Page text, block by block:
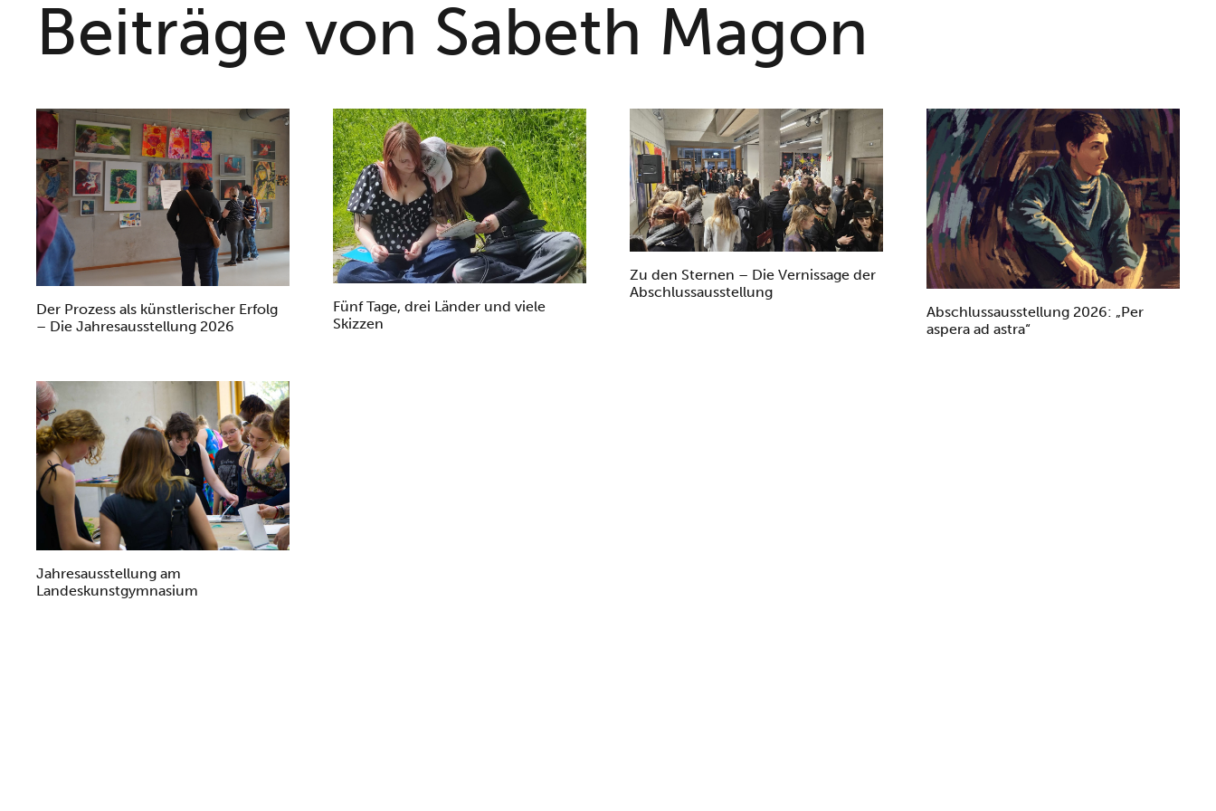
Beiträge von Sabeth Magon
Der Prozess als künstlerischer Erfolg
– Die Jahresausstellung 2026
Fünf Tage, drei Länder und viele
Skizzen
Zu den Sternen – Die Vernissage der
Abschlussausstellung
Abschlussausstellung 2026: „Per
aspera ad astra“
Jahresausstellung am
Landeskunstgymnasium